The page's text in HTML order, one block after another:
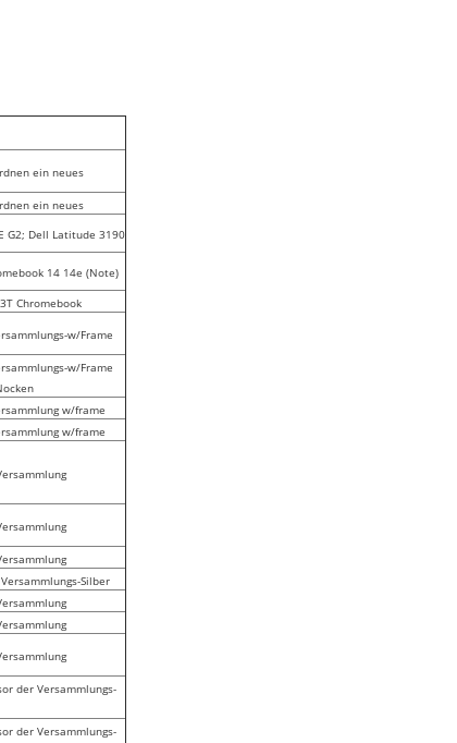
ein neues
ein neues
G2; Dell Latitude 3190
14 14e (Note)
Chromebook
w/Frame
w/Frame
w/frame
w/frame
Versammlungs-Silber
der Versammlungs-
der Versammlungs-